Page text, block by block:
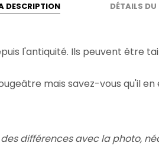
DESCRIPTION DÉTAILS
l'antiquité. Ils peuvent être
mais savez-vous qu'il
différences avec la photo,